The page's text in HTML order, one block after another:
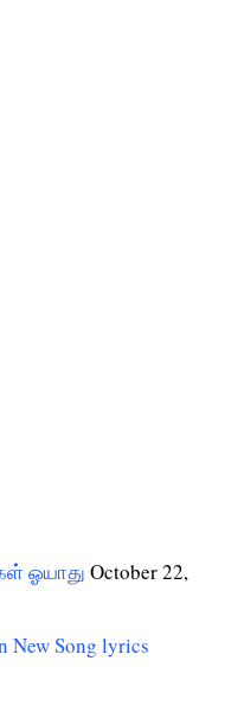
ஓயாது October 22,
New Song lyrics